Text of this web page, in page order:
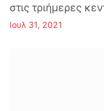
στις τριήμερες
Ιουλ 31, 2021